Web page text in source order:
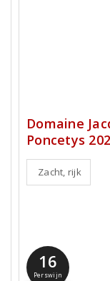
Domaine
Poncetys
Zacht, rijk
16
Perswijn